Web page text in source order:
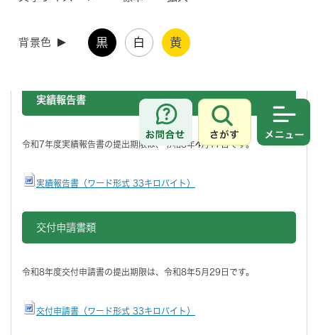
背景色 黒 白 黄
お問合せ
さがす
ウンロードしてご利用ください。
※各書類のPDFデータについては、関連ダウンロードファイルからダウ
ンロードできます。
実績報告書
令和7年度実績報告書の提出期限は、令和8年4月17日です。
実績報告書（ワード形式 33キロバイト）
交付申請書類
令和8年度交付申請書の提出期限は、令和8年5月29日です。
交付申請書（ワード形式 33キロバイト）